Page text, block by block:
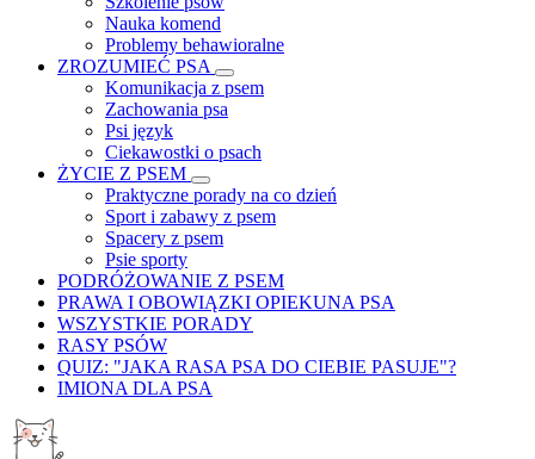
Nauka komend
Problemy behawioralne
ZROZUMIEĆ PSA
Komunikacja z psem
Zachowania psa
Psi język
Ciekawostki o psach
ŻYCIE Z PSEM
Praktyczne porady na co dzień
Sport i zabawy z psem
Spacery z psem
Psie sporty
PODRÓŻOWANIE Z PSEM
PRAWA I OBOWIĄZKI OPIEKUNA PSA
WSZYSTKIE PORADY
RASY PSÓW
QUIZ: "JAKA RASA PSA DO CIEBIE PASUJE"?
IMIONA DLA PSA